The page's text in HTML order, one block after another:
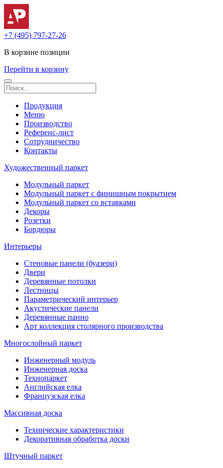
+7 (495) 797-27-26
В корзине позиции
Перейти в корзину
Продукция
Меню
Производство
Референс-лист
Сотрудничество
Контакты
Художественный паркет
Модульный паркет
Модульный паркет с финишным покрытием
Модульный паркет со вставками
Декоры
Розетки
Бордюры
Интерьеры
Стеновые панели (буазери)
Двери
Деревянные потолки
Лестницы
Параметрический интерьер
Акустические панели
Деревянные панно
Арт коллекция столярного производства
Многослойный паркет
Инженерный модуль
Инженерная доска
Технопаркет
Английская елка
Французская елка
Массивная доска
Технические характеристики
Декоративная обработка доски
Штучный паркет